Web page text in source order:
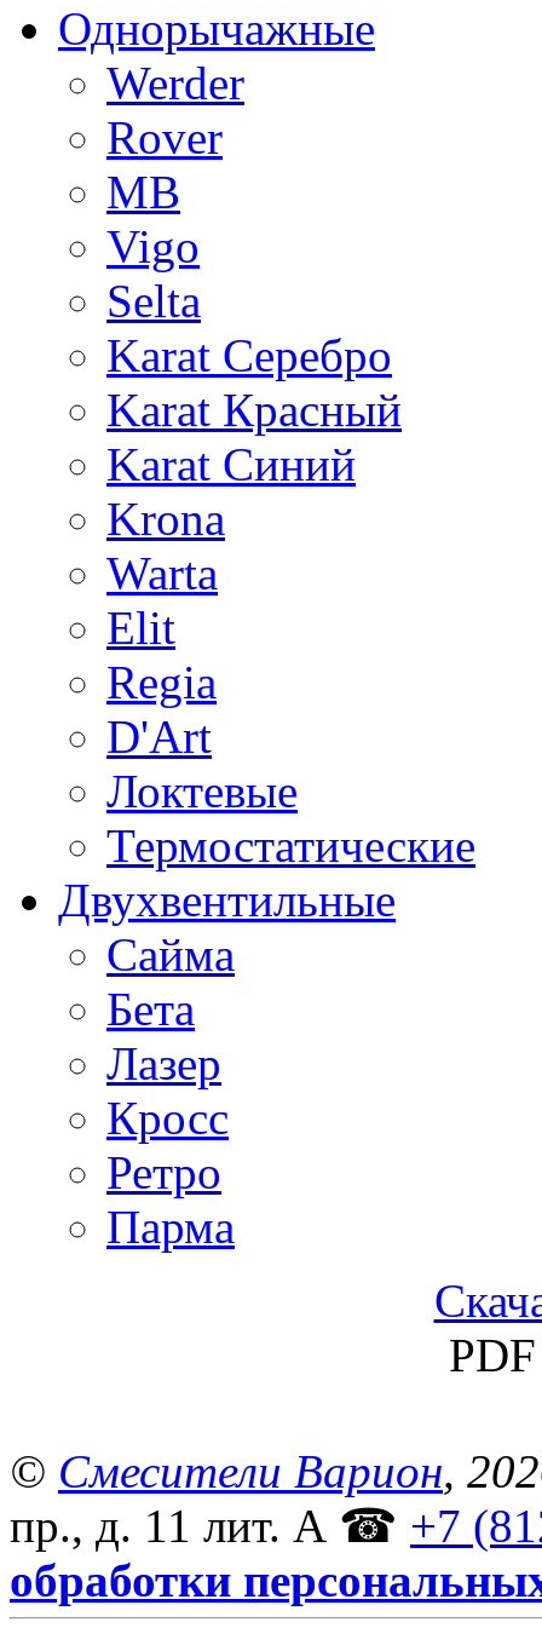
Однорычажные
Werder
Rover
MB
Vigo
Selta
Karat Серебро
Karat Красный
Karat Синий
Krona
Warta
Elit
Regia
D'Art
Локтевые
Термостатические
Двухвентильные
Сайма
Бета
Лазер
Кросс
Ретро
Парма
© Смесители Варион,
пр., д. 11 лит. А ☎ +7
обработки